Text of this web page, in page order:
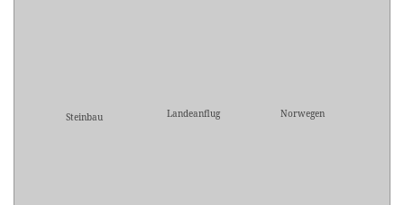
Steinbau Landeanflug Norwegen